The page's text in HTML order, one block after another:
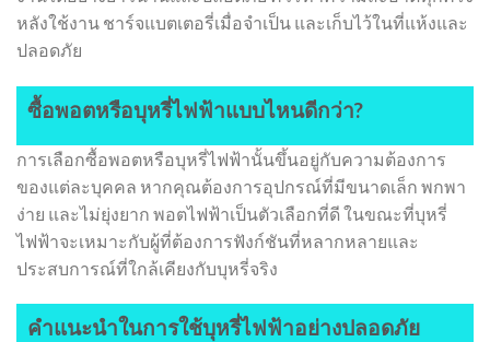
หลังใช้งาน ชาร์จแบตเตอรี่เมื่อจำเป็น และเก็บไว้ในที่แห้งและ
ปลอดภัย
ซื้อพอตหรือบุหรี่ไฟฟ้าแบบไหนดีกว่า?
การเลือกซื้อพอตหรือบุหรี่ไฟฟ้านั้นขึ้นอยู่กับความต้องการ
ของแต่ละบุคคล หากคุณต้องการอุปกรณ์ที่มีขนาดเล็ก พกพา
ง่าย และไม่ยุ่งยาก พอตไฟฟ้าเป็นตัวเลือกที่ดี ในขณะที่บุหรี่
ไฟฟ้าจะเหมาะกับผู้ที่ต้องการฟังก์ชันที่หลากหลายและ
ประสบการณ์ที่ใกล้เคียงกับบุหรี่จริง
คำแนะนำในการใช้บุหรี่ไฟฟ้าอย่างปลอดภัย